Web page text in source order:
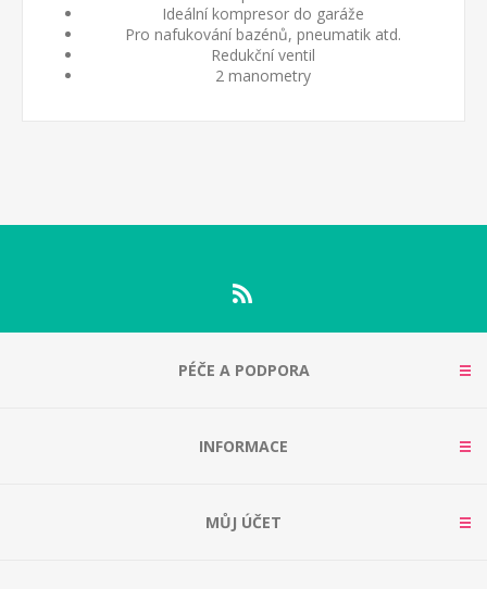
Ideální kompresor do garáže
Pro nafukování bazénů, pneumatik atd.
Redukční ventil
2 manometry
PÉČE A PODPORA
INFORMACE
MŮJ ÚČET